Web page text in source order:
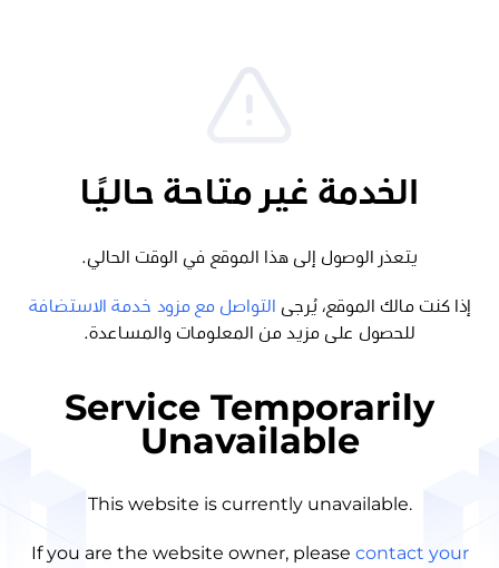
الخدمة غير متاحة حاليًا
يتعذر الوصول إلى هذا الموقع في الوقت الحالي.
إذا كنت مالك الموقع، يُرجى
التواصل مع مزود خدمة الاستضافة
للحصول على مزيد من المعلومات والمساعدة.
Service Temporarily
Unavailable
This website is currently unavailable.
If you are the website owner, please contact your